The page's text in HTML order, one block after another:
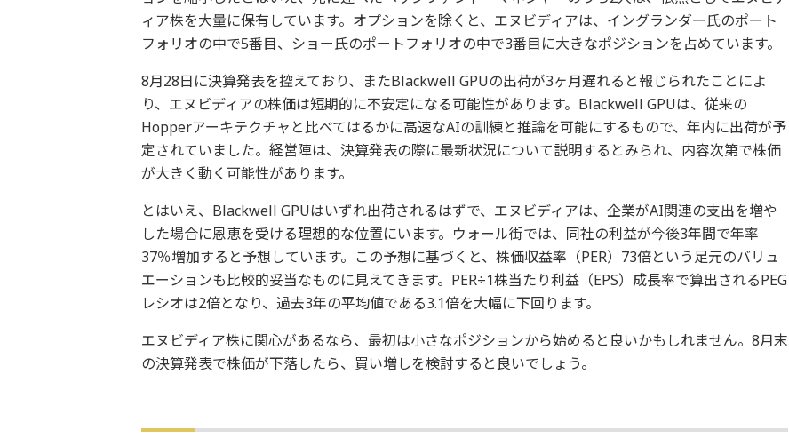
ィア株を大量に保有しています。オプションを除くと、エヌビディアは、イングランダー氏のポート
フォリオの中で5番目、ショー氏のポートフォリオの中で3番目に大きなポジションを占めています。
8月28日に決算発表を控えており、またBlackwell GPUの出荷が3ヶ月遅れると報じられたことによ
り、エヌビディアの株価は短期的に不安定になる可能性があります。Blackwell GPUは、従来の
Hopperアーキテクチャと比べてはるかに高速なAIの訓練と推論を可能にするもので、年内に出荷が予
定されていました。経営陣は、決算発表の際に最新状況について説明するとみられ、内容次第で株価
が大きく動く可能性があります。
とはいえ、Blackwell GPUはいずれ出荷されるはずで、エヌビディアは、企業がAI関連の支出を増や
した場合に恩恵を受ける理想的な位置にいます。ウォール街では、同社の利益が今後3年間で年率
37％増加すると予想しています。この予想に基づくと、株価収益率（PER）73倍という足元のバリュ
エーションも比較的妥当なものに見えてきます。PER÷1株当たり利益（EPS）成長率で算出されるPEG
レシオは2倍となり、過去3年の平均値である3.1倍を大幅に下回ります。
エヌビディア株に関心があるなら、最初は小さなポジションから始めると良いかもしれません。8月末
の決算発表で株価が下落したら、買い増しを検討すると良いでしょう。